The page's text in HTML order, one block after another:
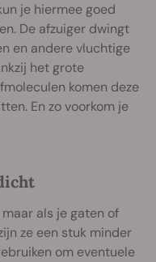
je hiermee goed
De afzuiger dwingt
en andere vluchtige
het grote
komen deze
En zo voorkom je
als je gaten of
ze een stuk minder
om eventuele